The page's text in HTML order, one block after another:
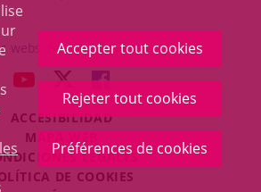
Accepter tout cookies
Rejeter tout cookies
Préférences de cookies
una
ventana
nueva.
externa.
webs del ayuntamiento
ENLACE
UNA
APLICACIÓN
EXTERNA.
ENLACE
A
UNA
APLICACIÓN
EXTERNA.
ENLACE
A
UNA
APLICACIÓN
EXTERNA.
ACCESIBILIDAD
MAPA WEB
LEGALES
DE COOKIES